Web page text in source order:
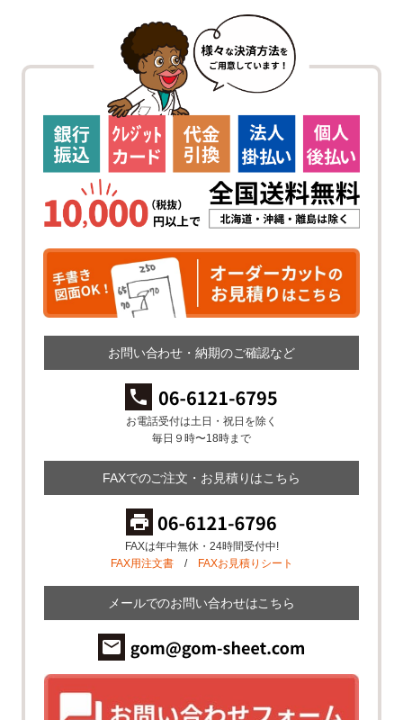
お問い合わせ・納期のご確認など
お電話受付は土日・祝日を除く
毎日９時〜18時まで
FAXでのご注文・お見積りはこちら
FAXは年中無休・24時間受付中!
FAX用注文書/ FAXお見積りシート
メールでのお問い合わせはこちら